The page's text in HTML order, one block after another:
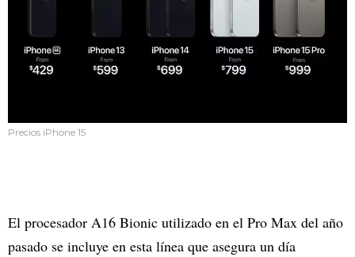
Precios iPhone 15
El procesador A16 Bionic utilizado en el Pro Max del año
pasado se incluye en esta línea que asegura un día